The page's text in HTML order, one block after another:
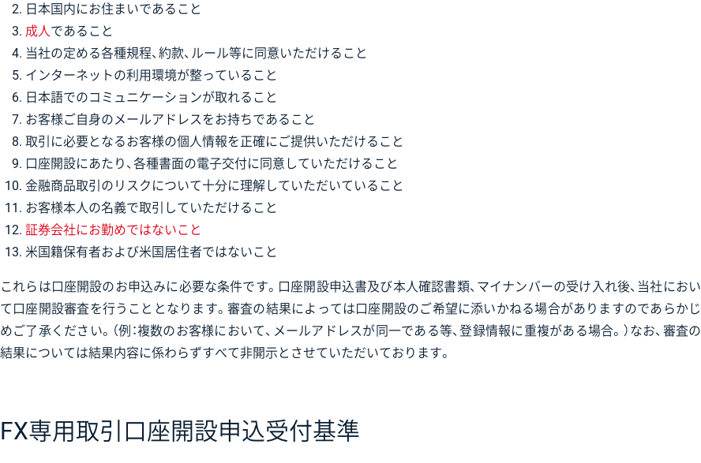
日本国内にお住まいであること
成人であること
当社の定める各種規程、約款、ルール等に同意いただけること
インターネットの利用環境が整っていること
日本語でのコミュニケーションが取れること
お客様ご自身のメールアドレスをお持ちであること
取引に必要となるお客様の個人情報を正確にご提供いただけること
口座開設にあたり、各種書面の電子交付に同意していただけること
金融商品取引のリスクについて十分に理解していただいていること
お客様本人の名義で取引していただけること
証券会社にお勤めではないこと
米国籍保有者および米国居住者ではないこと
これらは口座開設のお申込みに必要な条件です。口座開設申込書及び本人確認書類、マイナンバーの受け入れ後、当社におい
て口座開設審査を行うこととなります。審査の結果によっては口座開設のご希望に添いかねる場合がありますのであらかじ
めご了承ください。（例：複数のお客様において、メールアドレスが同一である等、登録情報に重複がある場合。）なお、審査の
結果については結果内容に係わらずすべて非開示とさせていただいております。
FX専用取引口座開設申込受付基準